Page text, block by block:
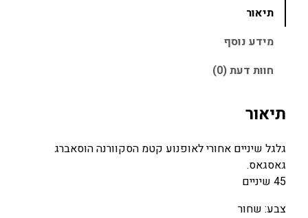
.
0
ל
ש
י
י
י
ם
א
תיאור
מידע נוסף
חוות דעת (0)
תיאור
גלגל שיניים אחורי לאופנוע קטמ הסקוורנה הוסאברג
גאסגאס.
45 שיניים
צבע: שחור